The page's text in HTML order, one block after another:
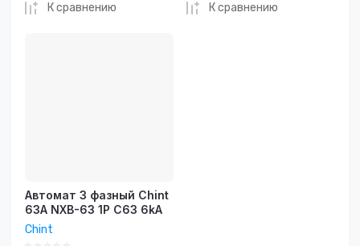
К сравнению К сравнению
Автомат 3 фазный Chint
63A NXB-63 1P C63 6kA
Chint